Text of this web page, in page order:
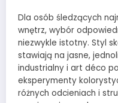
Dla osób śledzących
wnętrz, wybór
niezwykle istotny. Styl
stawiają na jasne,
industrialny i art déco
eksperymenty
różnych odcieniach i